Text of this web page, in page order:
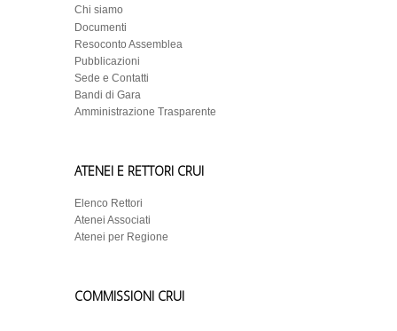
Chi siamo
Documenti
Resoconto Assemblea
Pubblicazioni
Sede e Contatti
Bandi di Gara
Amministrazione Trasparente
ATENEI E RETTORI CRUI
Elenco Rettori
Atenei Associati
Atenei per Regione
COMMISSIONI CRUI